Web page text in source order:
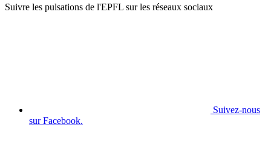
Suivre les pulsations de l'EPFL sur les réseaux sociaux
Suivez-nous
sur Facebook.